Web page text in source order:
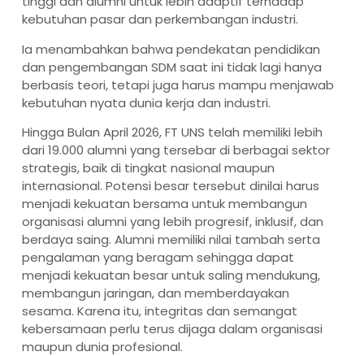
kebutuhan pasar dan perkembangan industri.
Ia menambahkan bahwa pendekatan pendidikan
dan pengembangan SDM saat ini tidak lagi hanya
berbasis teori, tetapi juga harus mampu menjawab
kebutuhan nyata dunia kerja dan industri.
Hingga Bulan April 2026, FT UNS telah memiliki lebih
dari 19.000 alumni yang tersebar di berbagai sektor
strategis, baik di tingkat nasional maupun
internasional. Potensi besar tersebut dinilai harus
menjadi kekuatan bersama untuk membangun
organisasi alumni yang lebih progresif, inklusif, dan
berdaya saing. Alumni memiliki nilai tambah serta
pengalaman yang beragam sehingga dapat
menjadi kekuatan besar untuk saling mendukung,
membangun jaringan, dan memberdayakan
sesama. Karena itu, integritas dan semangat
kebersamaan perlu terus dijaga dalam organisasi
maupun dunia profesional.